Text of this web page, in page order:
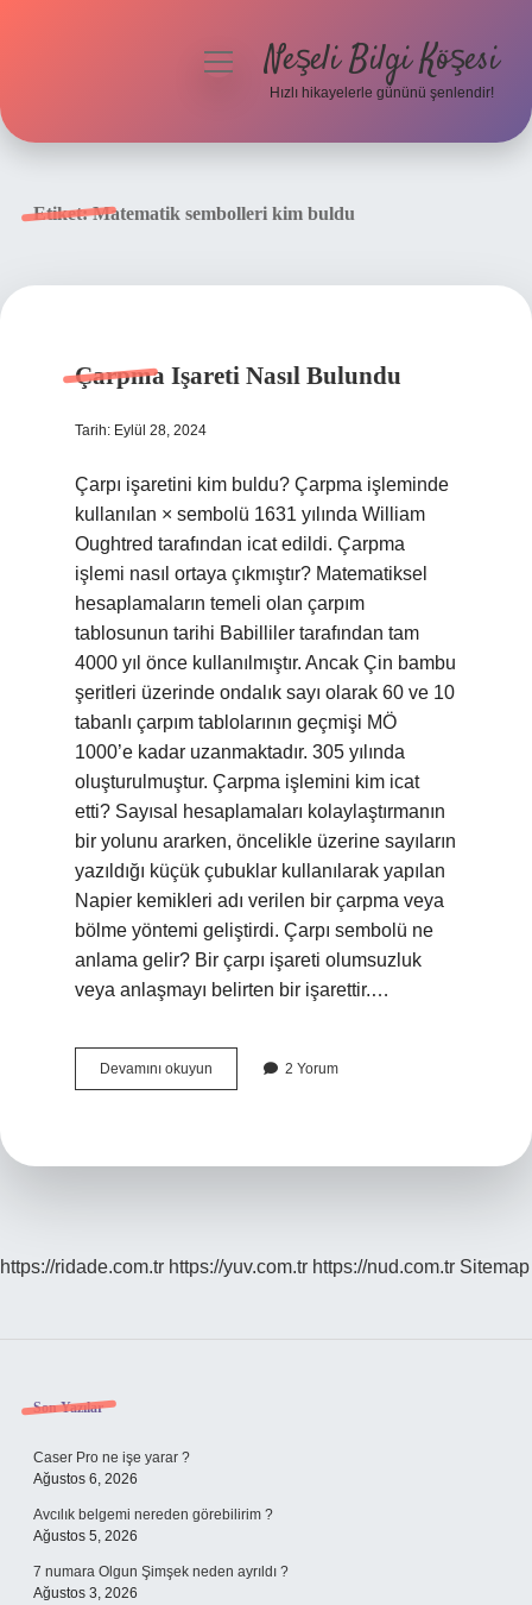
menüyüNeşeli Bilgi Köşesi
Hızlı hikayelerle gününü şenlendir!
Etiket:Matematik sembolleri kim buldu
Çarpma Işareti Nasıl Bulundu
Tarih: Eylül 28, 2024
Çarpı işaretini kim buldu? Çarpma işleminde
kullanılan × sembolü 1631 yılında William
Oughtred tarafından icat edildi. Çarpma
işlemi nasıl ortaya çıkmıştır? Matematiksel
hesaplamaların temeli olan çarpım
tablosunun tarihi Babilliler tarafından tam
4000 yıl önce kullanılmıştır. Ancak Çin bambu
şeritleri üzerinde ondalık sayı olarak 60 ve 10
tabanlı çarpım tablolarının geçmişi MÖ
1000’e kadar uzanmaktadır. 305 yılında
oluşturulmuştur. Çarpma işlemini kim icat
etti? Sayısal hesaplamaları kolaylaştırmanın
bir yolunu ararken, öncelikle üzerine sayıların
yazıldığı küçük çubuklar kullanılarak yapılan
Napier kemikleri adı verilen bir çarpma veya
bölme yöntemi geliştirdi. Çarpı sembolü ne
anlama gelir? Bir çarpı işareti olumsuzluk
veya anlaşmayı belirten bir işarettir.…
Devamını okuyun
Işareti
2 Yorum
https://ridade.com.tr https://yuv.com.tr https://nud.com.tr Sitemap
Sidebar
Son Yazılar
Caser Pro ne işe yarar ?
Ağustos 6, 2026
Avcılık belgemi nereden görebilirim ?
Ağustos 5, 2026
7 numara Olgun Şimşek neden ayrıldı ?
Ağustos 3, 2026